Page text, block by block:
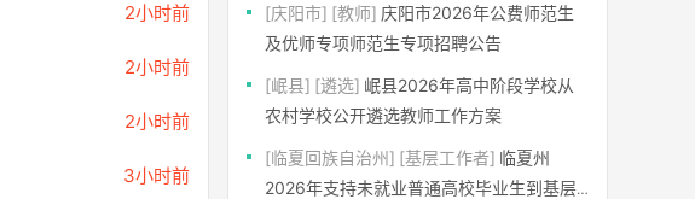
2小时前
2小时前
2小时前
3小时前
[庆阳市] [教师] 庆阳市2026年公费师范生
及优师专项师范生专项招聘公告
[岷县] [遴选] 岷县2026年高中阶段学校从
农村学校公开遴选教师工作方案
[临夏回族自治州] [基层工作者] 临夏州
2026年支持未就业普通高校毕业生到基层